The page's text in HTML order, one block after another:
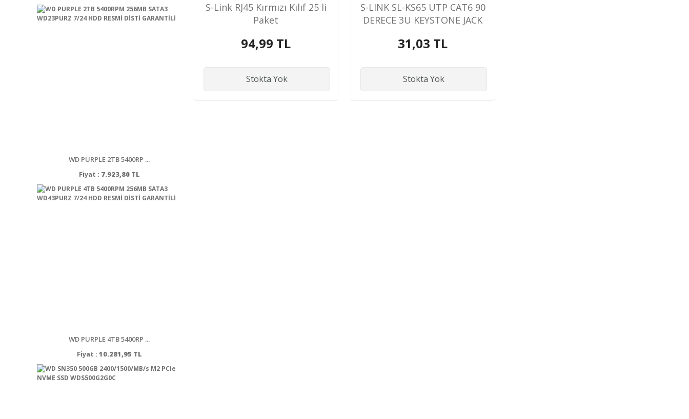
WD PURPLE 2TB 5400RP ...
Fiyat : 7.923,80 TL
WD PURPLE 4TB 5400RP ...
Fiyat : 10.281,95 TL
S-Link RJ45 Kırmızı Kılıf 25 li
Paket
94,99 TL
Stokta Yok
S-LINK SL-KS65 UTP CAT6 90
DERECE 3U KEYSTONE JACK
31,03 TL
Stokta Yok